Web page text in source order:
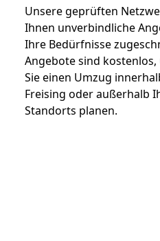
Unsere geprüften
Ihnen unverbindliche
Ihre Bedürfnisse
Angebote sind
Sie einen Umzug
Freising oder außerhalb
Standorts planen.